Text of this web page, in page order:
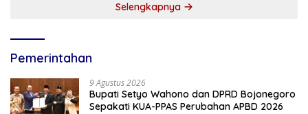
Selengkapnya
Pemerintahan
9 Agustus 2026
Bupati Setyo Wahono dan DPRD Bojonegoro
Sepakati KUA-PPAS Perubahan APBD 2026